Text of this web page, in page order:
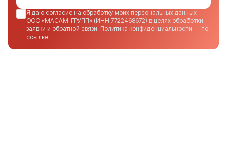
Я даю согласие на обработку моих персональных данных
ООО «МАСАМ-ГРУПП» (ИНН 7722468672) в целях обработки
заявки и обратной связи. Политика конфиденциальности — по
ссылке